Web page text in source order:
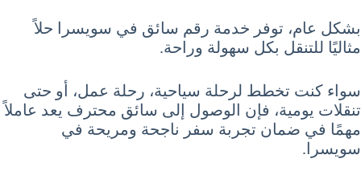
بشكل عام، توفر خدمة رقم سائق في سويسرا حلاً
مثاليًا للتنقل بكل سهولة وراحة.
سواء كنت تخطط لرحلة سياحية، رحلة عمل، أو حتى
تنقلات يومية، فإن الوصول إلى سائق محترف يعد عاملاً
مهمًا في ضمان تجربة سفر ناجحة ومريحة في
سويسرا.